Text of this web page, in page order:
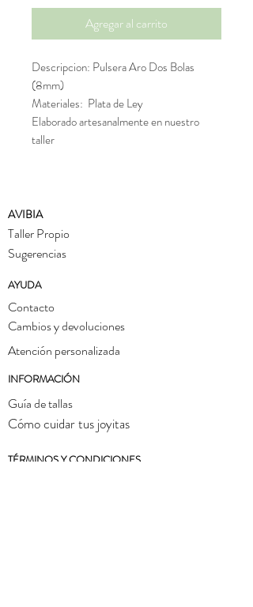
Agregar al carrito
Descripcion: Pulsera Aro Dos Bolas
(8mm)
Materiales: Plata de Ley
Elaborado artesanalmente en nuestro
taller
AVIBIA
Taller Propio
Sugerencias
Cambios y devoluciones
AYUDA
Contacto
Atención personalizada
INFORMACIÓN
Guía de tallas
Cómo cuidar tus joyitas
TÉRMINOS Y CONDICIONES